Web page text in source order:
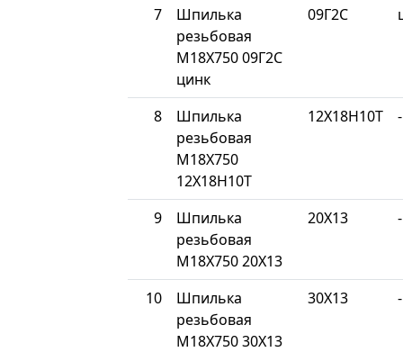
7
Шпилька
резьбовая
М18Х750 09Г2С
цинк
09Г2С
8
Шпилька
резьбовая
М18Х750
12Х18Н10Т
12Х18Н10Т -
9
Шпилька
резьбовая
М18Х750 20Х13
20Х13 -
10
Шпилька
резьбовая
М18Х750 30Х13
30Х13 -